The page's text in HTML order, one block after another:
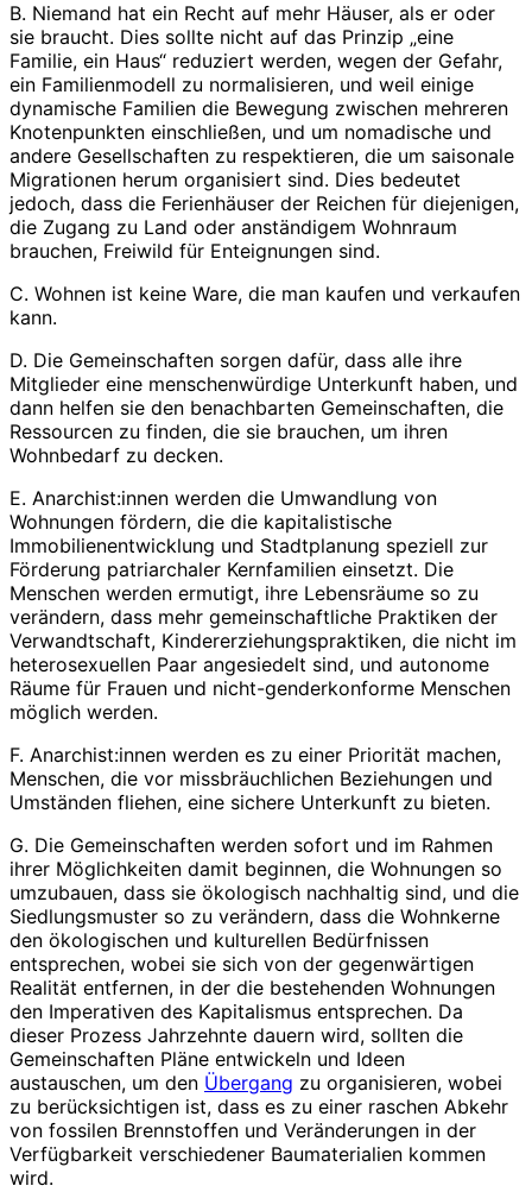
B. Niemand hat ein Recht auf mehr Häuser, als er oder
sie braucht. Dies sollte nicht auf das Prinzip „eine
Familie, ein Haus“ reduziert werden, wegen der Gefahr,
ein Familienmodell zu normalisieren, und weil einige
dynamische Familien die Bewegung zwischen mehreren
Knotenpunkten einschließen, und um nomadische und
andere Gesellschaften zu respektieren, die um saisonale
Migrationen herum organisiert sind. Dies bedeutet
jedoch, dass die Ferienhäuser der Reichen für diejenigen,
die Zugang zu Land oder anständigem Wohnraum
brauchen, Freiwild für Enteignungen sind.
C. Wohnen ist keine Ware, die man kaufen und verkaufen
kann.
D. Die Gemeinschaften sorgen dafür, dass alle ihre
Mitglieder eine menschenwürdige Unterkunft haben, und
dann helfen sie den benachbarten Gemeinschaften, die
Ressourcen zu finden, die sie brauchen, um ihren
Wohnbedarf zu decken.
E. Anarchist:innen werden die Umwandlung von
Wohnungen fördern, die die kapitalistische
Immobilienentwicklung und Stadtplanung speziell zur
Förderung patriarchaler Kernfamilien einsetzt. Die
Menschen werden ermutigt, ihre Lebensräume so zu
verändern, dass mehr gemeinschaftliche Praktiken der
Verwandtschaft, Kindererziehungspraktiken, die nicht im
heterosexuellen Paar angesiedelt sind, und autonome
Räume für Frauen und nicht-genderkonforme Menschen
möglich werden.
F. Anarchist:innen werden es zu einer Priorität machen,
Menschen, die vor missbräuchlichen Beziehungen und
Umständen fliehen, eine sichere Unterkunft zu bieten.
G. Die Gemeinschaften werden sofort und im Rahmen
ihrer Möglichkeiten damit beginnen, die Wohnungen so
umzubauen, dass sie ökologisch nachhaltig sind, und die
Siedlungsmuster so zu verändern, dass die Wohnkerne
den ökologischen und kulturellen Bedürfnissen
entsprechen, wobei sie sich von der gegenwärtigen
Realität entfernen, in der die bestehenden Wohnungen
den Imperativen des Kapitalismus entsprechen. Da
dieser Prozess Jahrzehnte dauern wird, sollten die
Gemeinschaften Pläne entwickeln und Ideen
austauschen, um den Übergang zu organisieren, wobei
zu berücksichtigen ist, dass es zu einer raschen Abkehr
von fossilen Brennstoffen und Veränderungen in der
Verfügbarkeit verschiedener Baumaterialien kommen
wird.